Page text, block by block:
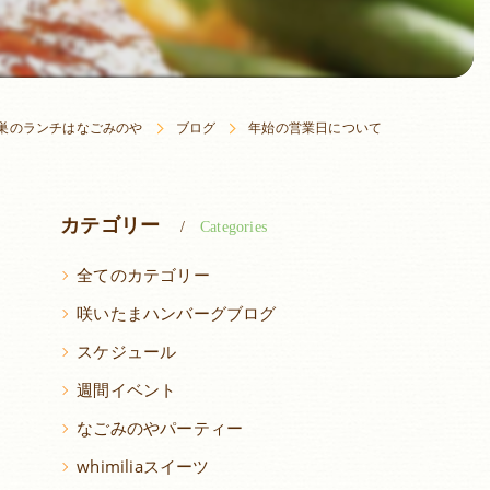
のランチはなごみのや ブログ 年始の営業日について
カテゴリー Categories
全てのカテゴリー
咲いたまハンバーグブログ
スケジュール
週間イベント
なごみのやパーティー
whimiliaスイーツ